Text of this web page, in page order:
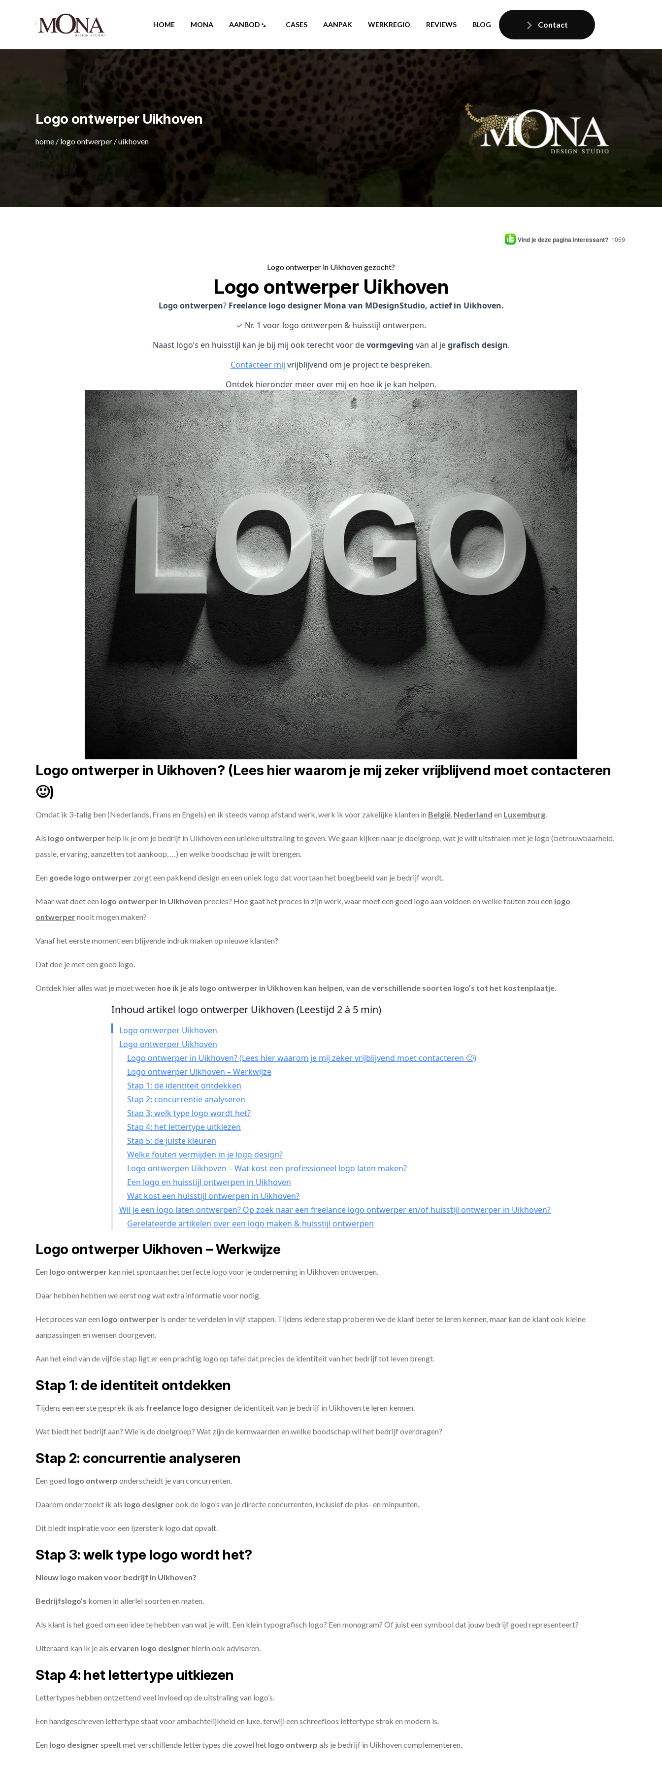
HOME MONA AANBOD CASES AANPAK WERKREGIO REVIEWS BLOG Contact
Logo ontwerper Uikhoven
home/ logo ontwerper /uikhoven
Vind je deze pagina interessant? 1059
Logo ontwerper in Uikhoven gezocht?
Logo ontwerper Uikhoven
Logo ontwerpen? Freelance logo designer Mona van MDesignStudio, actief in Uikhoven.
✓ Nr. 1 voor logo ontwerpen & huisstijl ontwerpen.
Naast logo’s en huisstijl kan je bij mij ook terecht voor devormgeving van al jegrafisch design.
Contacteer mij vrijblijvend om je project te bespreken.
Ontdek hieronder meer over mij en hoe ik je kan helpen.
Logo ontwerper in Uikhoven? (Lees hier waarom je mij zeker vrijblijvend moet contacteren
🙂)
Omdat ik 3-talig ben (Nederlands, Frans en Engels) en ik steeds vanop afstand werk, werk ik voor zakelijke klanten in België, Nederland en Luxemburg.
Als logo ontwerperhelp ik je om je bedrijf in Uikhoven een unieke uitstraling te geven. We gaan kijken naar je doelgroep, wat je wilt uitstralen met je logo (betrouwbaarheid,
passie, ervaring, aanzetten tot aankoop, …) en welke boodschap je wilt brengen.
Een goede logo ontwerper zorgt een pakkend design en een uniek logo dat voortaan het boegbeeld van je bedrijf wordt.
Maar wat doet een logo ontwerper in Uikhoven precies? Hoe gaat het proces in zijn werk, waar moet een goed logo aan voldoen en welke fouten zou een logo
ontwerpernooit mogen maken?
Vanaf het eerste moment een blijvende indruk maken op nieuwe klanten?
Dat doe je met een goed logo.
Ontdek hier alles wat je moet weten hoe ik je als logo ontwerper in Uikhoven kan helpen, van de verschillende soorten logo’s tot het kostenplaatje.
Inhoud artikel logo ontwerper Uikhoven (Leestijd 2 à 5 min)
Logo ontwerper Uikhoven
Logo ontwerper Uikhoven
Logo ontwerper in Uikhoven? (Lees hier waarom je mij zeker vrijblijvend moet contacteren 🙂)
Logo ontwerper Uikhoven – Werkwijze
Stap 1: de identiteit ontdekken
Stap 2: concurrentie analyseren
Stap 3: welk type logo wordt het?
Stap 4: het lettertype uitkiezen
Stap 5: de juiste kleuren
Welke fouten vermijden in je logo design?
Logo ontwerpen Uikhoven – Wat kost een professioneel logo laten maken?
Een logo en huisstijl ontwerpen in Uikhoven
Wat kost een huisstijl ontwerpen in Uikhoven?
Wil je een logo laten ontwerpen? Op zoek naar een freelance logo ontwerper en/of huisstijl ontwerper in Uikhoven?
Gerelateerde artikelen over een logo maken & huisstijl ontwerpen
Logo ontwerper Uikhoven – Werkwijze
Een logo ontwerper kan niet spontaan het perfecte logo voor je onderneming in Uikhoven ontwerpen.
Daar hebben hebben we eerst nog wat extra informatie voor nodig.
Het proces van een logo ontwerper is onder te verdelen in vijf stappen. Tijdens iedere stap proberen we de klant beter te leren kennen, maar kan de klant ook kleine
aanpassingen en wensen doorgeven.
Aan het eind van de vijfde stap ligt er een prachtig logo op tafel dat precies de identiteit van het bedrijf tot leven brengt.
Stap 1: de identiteit ontdekken
Tijdens een eerste gesprek ik als freelance logo designerde identiteit van je bedrijf in Uikhoven te leren kennen.
Wat biedt het bedrijf aan? Wie is de doelgroep? Wat zijn de kernwaarden en welke boodschap wil het bedrijf overdragen?
Stap 2: concurrentie analyseren
Een goed logo ontwerp onderscheidt je van concurrenten.
Daarom onderzoekt ik als logo designerook de logo’s van je directe concurrenten, inclusief de plus- en minpunten.
Dit biedt inspiratie voor een ijzersterk logo dat opvalt.
Stap 3: welk type logo wordt het?
Nieuw logo maken voor bedrijf in Uikhoven?
Bedrijfslogo’s komen in allerlei soorten en maten.
Als klant is het goed om een idee te hebben van wat je wilt. Een klein typografisch logo? Een monogram? Of juist een symbool dat jouw bedrijf goed representeert?
Uiteraard kan ik je als ervaren logo designerhierin ook adviseren.
Stap 4: het lettertype uitkiezen
Lettertypes hebben ontzettend veel invloed op de uitstraling van logo’s.
Een handgeschreven lettertype staat voor ambachtelijkheid en luxe, terwijl een schreefloos lettertype strak en modern is.
Een logo designerspeelt met verschillende lettertypes die zowel het logo ontwerp als je bedrijf in Uikhoven complementeren.